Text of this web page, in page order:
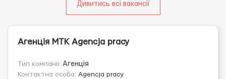
Дивитись всі вакансії
Агенція МТК Agencja pracy
Тип компанії: Агенція
Контактна особа: Agencja pracy